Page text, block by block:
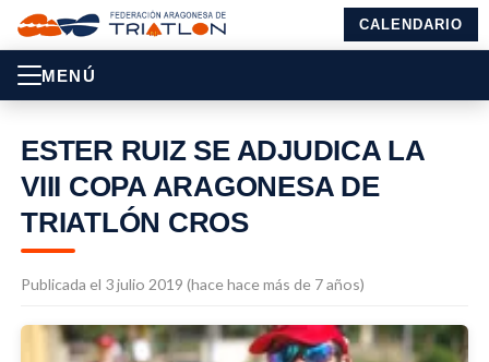
CALENDARIO
MENÚ
ESTER RUIZ SE ADJUDICA LA
VIII COPA ARAGONESA DE
TRIATLÓN CROS
Publicada el 3 julio 2019 (hace hace más de 7 años)